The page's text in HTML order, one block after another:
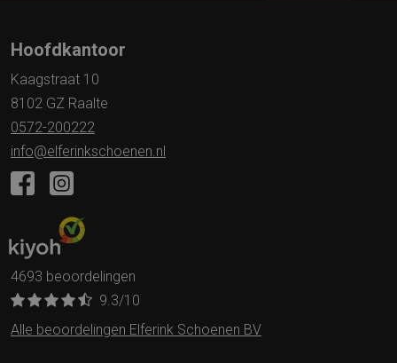
Hoofdkantoor
Kaagstraat 10
8102 GZ Raalte
0572-200222
info@elferinkschoenen.nl
4693 beoordelingen
9.3/10
Alle beoordelingen Elferink Schoenen BV